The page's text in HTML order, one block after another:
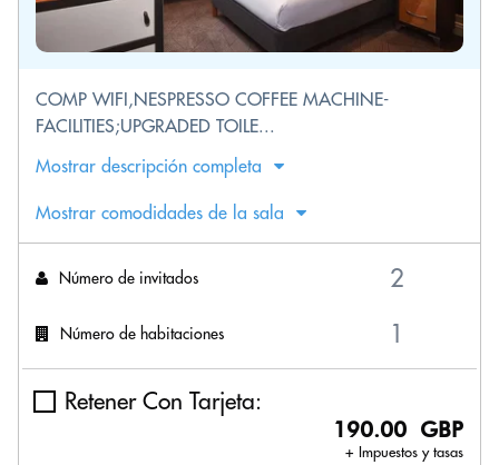
COMP WIFI,NESPRESSO COFFEE MACHINE-
FACILITIES;UPGRADED TOILE...
Mostrar descripción completa
Mostrar comodidades de la sala
Número de invitados
Número de habitaciones
Retener Con Tarjeta:
190.00 GBP
+ Impuestos y tasas